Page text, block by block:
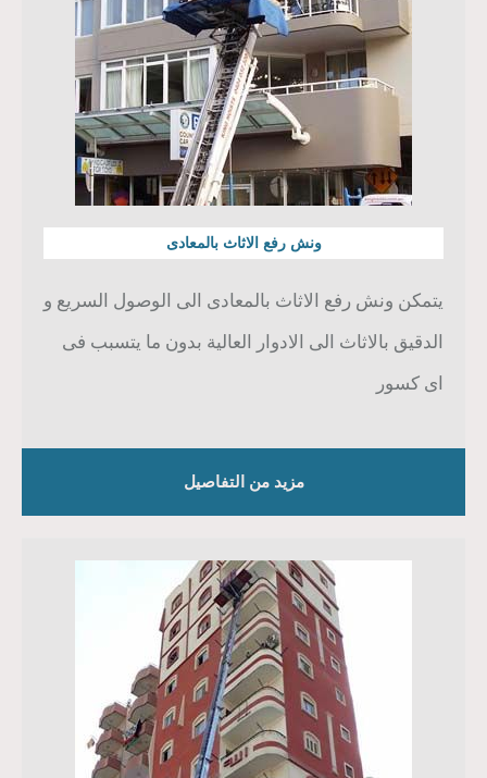
ونش رفع الاثاث بالمعادى
يتمكن ونش رفع الاثاث بالمعادى الى الوصول السريع و
الدقيق بالاثاث الى الادوار العالية بدون ما يتسبب فى
اى كسور
مزيد من التفاصيل